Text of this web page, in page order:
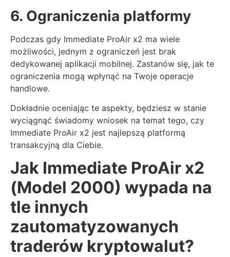
6. Ograniczenia platformy
Podczas gdy Immediate ProAir x2 ma wiele
możliwości, jednym z ograniczeń jest brak
dedykowanej aplikacji mobilnej. Zastanów się, jak te
ograniczenia mogą wpłynąć na Twoje operacje
handlowe.
Dokładnie oceniając te aspekty, będziesz w stanie
wyciągnąć świadomy wniosek na temat tego, czy
Immediate ProAir x2 jest najlepszą platformą
transakcyjną dla Ciebie.
Jak Immediate ProAir x2
(Model 2000) wypada na
tle innych
zautomatyzowanych
traderów kryptowalut?